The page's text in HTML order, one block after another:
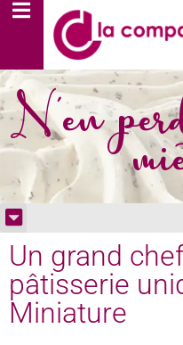
N'en
Un grand
pâtisserie
Miniature